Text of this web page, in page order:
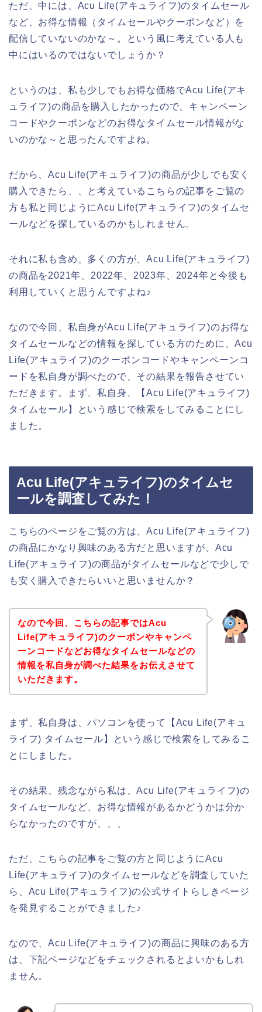
ただ、中には、Acu Life(アキュライフ)のタイムセール
など、お得な情報（タイムセールやクーポンなど）を
配信していないのかな～。という風に考えている人も
中にはいるのではないでしょうか？
というのは、私も少しでもお得な価格でAcu Life(アキ
ュライフ)の商品を購入したかったので、キャンペーン
コードやクーポンなどのお得なタイムセール情報がな
いのかな～と思ったんですよね。
だから、Acu Life(アキュライフ)の商品が少しでも安く
購入できたら、、と考えているこちらの記事をご覧の
方も私と同じようにAcu Life(アキュライフ)のタイムセ
ールなどを探しているのかもしれません。
それに私も含め、多くの方が、Acu Life(アキュライフ)
の商品を2021年、2022年、2023年、2024年と今後も
利用していくと思うんですよね♪
なので今回、私自身がAcu Life(アキュライフ)のお得な
タイムセールなどの情報を探している方のために、Acu
Life(アキュライフ)のクーポンコードやキャンペーンコ
ードを私自身が調べたので、その結果を報告させてい
ただきます。まず、私自身、【Acu Life(アキュライフ)
タイムセール】という感じで検索をしてみることにし
ました。
Acu Life(アキュライフ)のタイムセ
ールを調査してみた！
こちらのページをご覧の方は、Acu Life(アキュライフ)
の商品にかなり興味のある方だと思いますが、Acu
Life(アキュライフ)の商品がタイムセールなどで少しで
も安く購入できたらいいと思いませんか？
なので今回、こちらの記事ではAcu
Life(アキュライフ)のクーポンやキャンペ
ーンコードなどお得なタイムセールなどの
情報を私自身が調べた結果をお伝えさせて
いただきます。
まず、私自身は、パソコンを使って【Acu Life(アキュ
ライフ) タイムセール】という感じで検索をしてみるこ
とにしました。
その結果、残念ながら私は、Acu Life(アキュライフ)の
タイムセールなど、お得な情報があるかどうかは分か
らなかったのですが、、、
ただ、こちらの記事をご覧の方と同じようにAcu
Life(アキュライフ)のタイムセールなどを調査していた
ら、Acu Life(アキュライフ)の公式サイトらしきページ
を発見することができました♪
なので、Acu Life(アキュライフ)の商品に興味のある方
は、下記ページなどをチェックされるとよいかもしれ
ません。